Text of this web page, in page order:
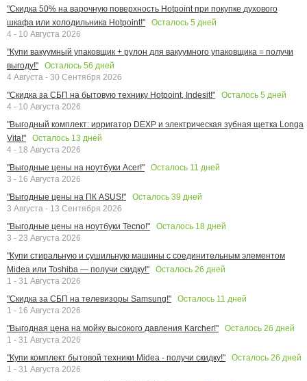
"Скидка 50% на варочную поверхность Hotpoint при покупке духового
шкафа или холодильника Hotpoint!"
Осталось 5 дней
4 - 10 Августа 2026
"Купи вакуумный упаковщик + рулон для вакуумного упаковщика = получи
выгоду!"
Осталось 56 дней
4 Августа - 30 Сентября 2026
"Скидка за СБП на бытовую технику Hotpoint, Indesit!"
Осталось 5 дней
4 - 10 Августа 2026
"Выгодный комплект: ирригатор DEXP и электрическая зубная щетка Longa
Vita!"
Осталось 13 дней
4 - 18 Августа 2026
"Выгодные цены на ноутбуки Acer!"
Осталось 11 дней
3 - 16 Августа 2026
"Выгодные цены на ПК ASUS!"
Осталось 39 дней
3 Августа - 13 Сентября 2026
"Выгодные цены на ноутбуки Tecno!"
Осталось 18 дней
3 - 23 Августа 2026
"Купи стиральную и сушильную машины с соединительным элементом
Midea или Toshiba — получи скидку!"
Осталось 26 дней
1 - 31 Августа 2026
"Скидка за СБП на телевизоры Samsung!"
Осталось 11 дней
1 - 16 Августа 2026
"Выгодная цена на мойку высокого давления Karcher!"
Осталось 26 дней
1 - 31 Августа 2026
"Купи комплект бытовой техники Midea - получи скидку!"
Осталось 26 дней
1 - 31 Августа 2026